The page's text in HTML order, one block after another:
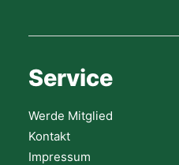
Service
Werde Mitglied
Kontakt
Impressum